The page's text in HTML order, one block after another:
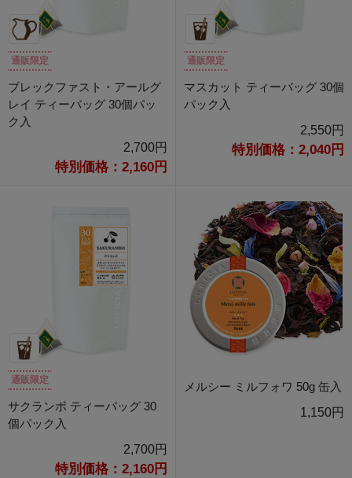
通販限定
ブレックファスト・アールグ
レイ ティーバッグ 30個パッ
ク入
2,700円
特別価格：2,160円
通販限定
マスカット ティーバッグ 30個
パック入
2,550円
特別価格：2,040円
通販限定
サクランボ ティーバッグ 30
個パック入
2,700円
特別価格：2,160円
メルシー ミルフォワ 50g 缶入
1,150円